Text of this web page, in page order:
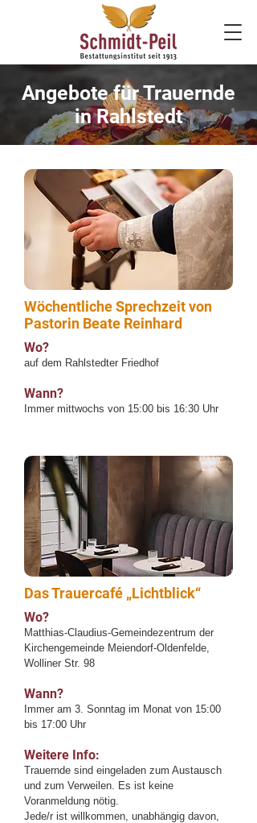
Angebote für Trauernde
in Rahlstedt
Wöchentliche Sprechzeit von
Pastorin Beate Reinhard
Wo?
auf dem Rahlstedter Friedhof
Wann?
Immer mittwochs von 15:00 bis 16:30 Uhr
Das Trauercafé „Lichtblick“
Wo?
Matthias-Claudius-Gemeindezentrum der
Kirchengemeinde Meiendorf-Oldenfelde,
Wolliner Str. 98
Wann?
Immer am 3. Sonntag im Monat von 15:00
bis 17:00 Uhr
Weitere Info:
Trauernde sind eingeladen zum Austausch
und zum Verweilen. Es ist keine
Voranmeldung nötig.
Jede/r ist willkommen, unabhängig davon,